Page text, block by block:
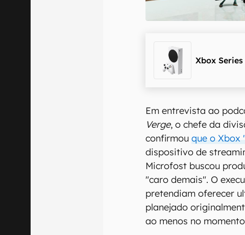
Xbox Series
Em entrevista ao
Verge, o chefe da
confirmouque o Xbox
dispositivo de
Microfost buscou
"caro demais". O
pretendiam oferecer
planejado
ao menos no